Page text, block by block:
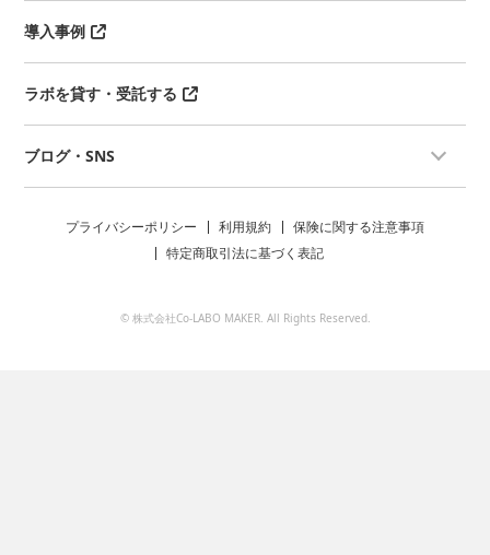
導入事例
ラボを貸す・受託する
ブログ・SNS
プライバシーポリシー 利用規約
保険に関する注意事項
特定商取引法に基づく表記
© 株式会社Co-LABO MAKER. All Rights Reserved.